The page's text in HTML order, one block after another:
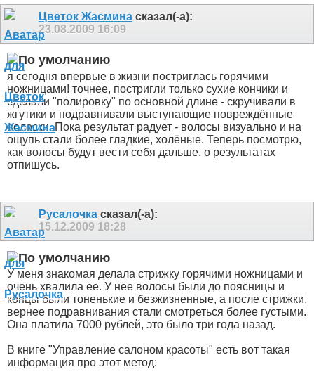
Цветок Жасмина сказал(-а):
23.08.2009 16:09
я сегодня впервые в жизни постриглась горячими
ножницами! точнее, постригли только сухие кончики и
сделали "полировку" по основной длине - скручивали в
жгутики и подравнивали выступающие повреждённые
волоски. Пока результат радует - волосы визуально и на
ощупь стали более гладкие, холёные. Теперь посмотрю,
как волосы будут вести себя дальше, о результатах
отпишусь.
Русалочка сказал(-а):
15.12.2009 18:28
У меня знакомая делала стрижку горячими ножницами и
очень хвалила ее. У нее волосы были до поясницы и
концы были тоненькие и безжизненные, а после стрижки,
вернее подравнивания стали смотреться более густыми.
Она платила 7000 рублей, это было три года назад.
В книге "Управление салоном красоты" есть вот такая
информация про этот метод: